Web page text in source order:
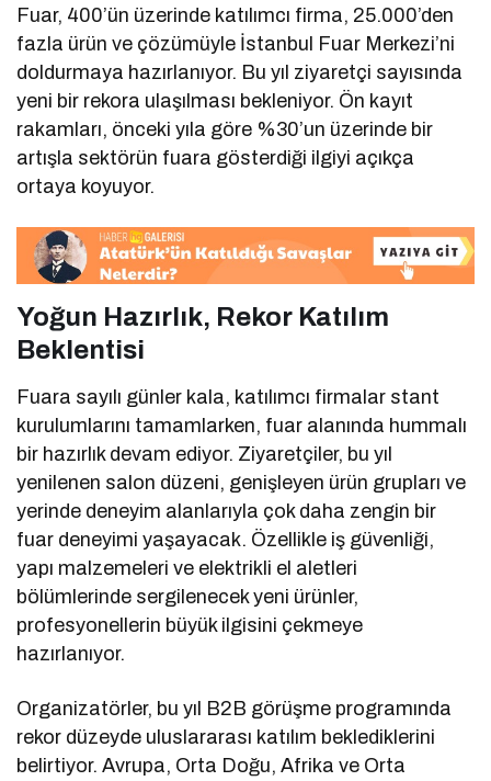
Fuar, 400’ün üzerinde katılımcı firma, 25.000’den
fazla ürün ve çözümüyle İstanbul Fuar Merkezi’ni
doldurmaya hazırlanıyor. Bu yıl ziyaretçi sayısında
yeni bir rekora ulaşılması bekleniyor. Ön kayıt
rakamları, önceki yıla göre %30’un üzerinde bir
artışla sektörün fuara gösterdiği ilgiyi açıkça
ortaya koyuyor.
Yoğun Hazırlık, Rekor Katılım
Beklentisi
Fuara sayılı günler kala, katılımcı firmalar stant
kurulumlarını tamamlarken, fuar alanında hummalı
bir hazırlık devam ediyor. Ziyaretçiler, bu yıl
yenilenen salon düzeni, genişleyen ürün grupları ve
yerinde deneyim alanlarıyla çok daha zengin bir
fuar deneyimi yaşayacak. Özellikle iş güvenliği,
yapı malzemeleri ve elektrikli el aletleri
bölümlerinde sergilenecek yeni ürünler,
profesyonellerin büyük ilgisini çekmeye
hazırlanıyor.
Organizatörler, bu yıl B2B görüşme programında
rekor düzeyde uluslararası katılım beklediklerini
belirtiyor. Avrupa, Orta Doğu, Afrika ve Orta